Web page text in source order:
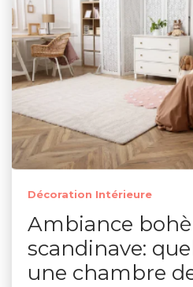
Décoration Intérieure
Ambiance
scandinave:
une chambre